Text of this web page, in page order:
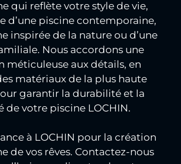
qui reflète votre style de vie,
d’une piscine contemporaine,
inspirée de la nature ou d’une
Nous accordons une
méticuleuse aux détails, en
matériaux de la plus haute
garantir la durabilité et la
de votre piscine LOCHIN.
à LOCHIN pour la création
de vos rêves. Contactez-nous